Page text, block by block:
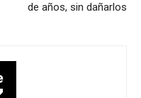
de años, sin dañarlos